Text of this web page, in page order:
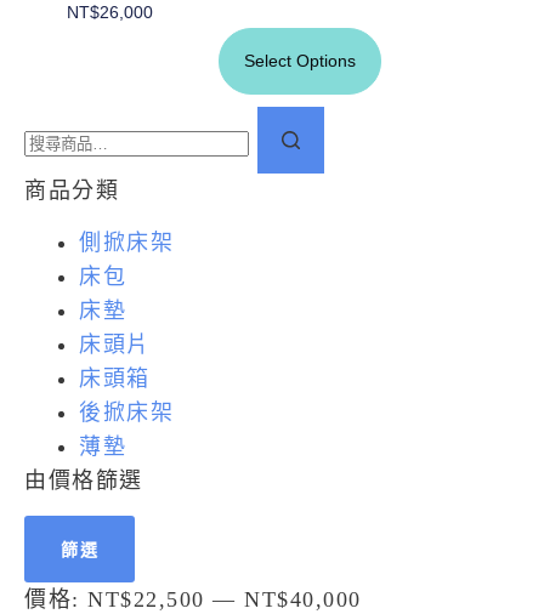
商品分類
側掀床架
床包
床墊
床頭片
床頭箱
後掀床架
薄墊
由價格篩選
篩選
價格: NT$22,500 — NT$40,000
NT$26,000
Select Options